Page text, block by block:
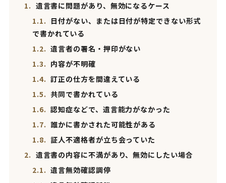
1. 遺言書に問題があり、無効になるケース
1.1. 日付がない、または日付が特定できない形式
で書かれている
1.2. 遺言者の署名・押印がない
1.3. 内容が不明確
1.4. 訂正の仕方を間違えている
1.5. 共同で書かれている
1.6. 認知症などで、遺言能力がなかった
1.7. 誰かに書かされた可能性がある
1.8. 証人不適格者が立ち会っていた
2. 遺言書の内容に不満があり、無効にしたい場合
2.1. 遺言無効確認調停